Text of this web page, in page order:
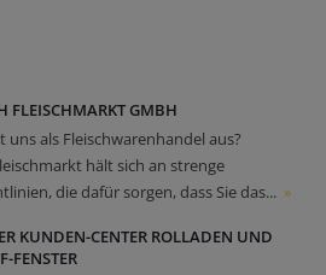
FLEISCHMARKT GMBH
uns als Fleischwarenhandel aus?
hält sich an strenge
die dafür sorgen, dass Sie das... »
KUNDEN-CENTER ROLLADEN UND
FENSTER